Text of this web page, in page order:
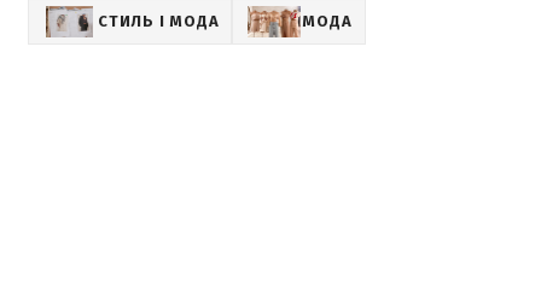
СТИЛЬ І МОДА МОДА